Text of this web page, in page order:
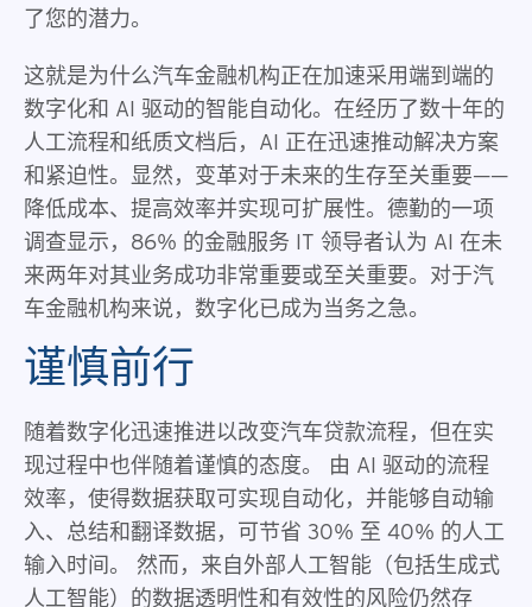
了您的潜力。
这就是为什么汽车金融机构正在加速采用端到端的
数字化和 AI 驱动的智能自动化。在经历了数十年的
人工流程和纸质文档后，AI 正在迅速推动解决方案
和紧迫性。显然，变革对于未来的生存至关重要——
降低成本、提高效率并实现可扩展性。德勤的一项
调查显示，86% 的金融服务 IT 领导者认为 AI 在未
来两年对其业务成功非常重要或至关重要。对于汽
车金融机构来说，数字化已成为当务之急。
谨慎前行
随着数字化迅速推进以改变汽车贷款流程，但在实
现过程中也伴随着谨慎的态度。 由 AI 驱动的流程
效率，使得数据获取可实现自动化，并能够自动输
入、总结和翻译数据，可节省 30% 至 40% 的人工
输入时间。 然而，来自外部人工智能（包括生成式
人工智能）的数据透明性和有效性的风险仍然存